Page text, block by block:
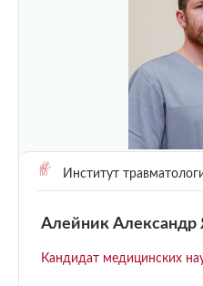
Институт
Алейник Александр
Кандидат медицинских